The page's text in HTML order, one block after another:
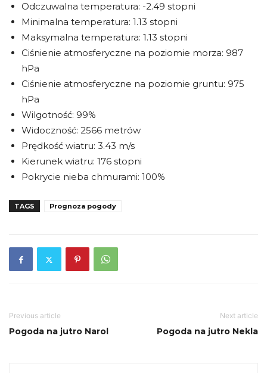
Odczuwalna temperatura: -2.49 stopni
Minimalna temperatura: 1.13 stopni
Maksymalna temperatura: 1.13 stopni
Ciśnienie atmosferyczne na poziomie morza: 987
hPa
Ciśnienie atmosferyczne na poziomie gruntu: 975
hPa
Wilgotność: 99%
Widoczność: 2566 metrów
Prędkość wiatru: 3.43 m/s
Kierunek wiatru: 176 stopni
Pokrycie nieba chmurami: 100%
TAGS Prognoza pogody
Previous article
Pogoda na jutro Narol
Next article
Pogoda na jutro Nekla